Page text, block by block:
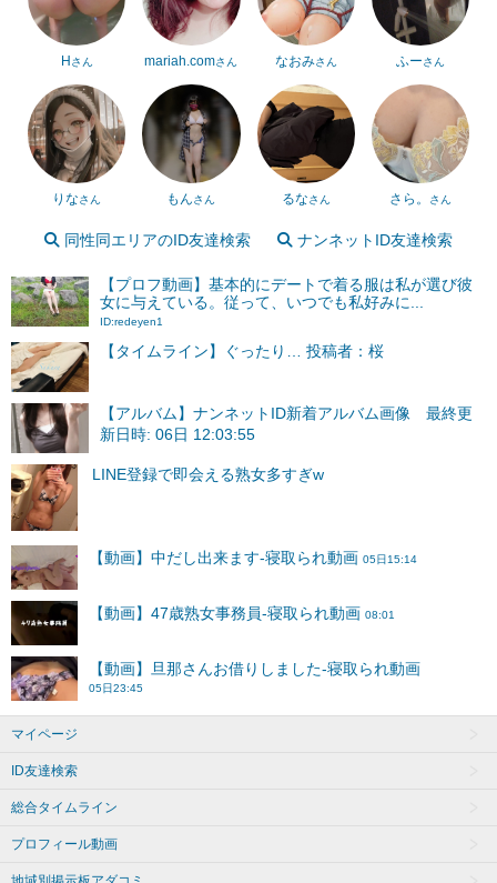
H さん mariah.comさん なおみさん ふーさん
りなさん もんさん るなさん さら。 さん
同性同エリアのID友達検索 ナンネットID友達検索
【プロフ動画】基本的にデートで着る服は私が選び彼
女に与えている。従って、いつでも私好みに...
ID:redeyen1
【タイムライン】ぐったり… 投稿者：桜
【アルバム】ナンネットID新着アルバム画像 最終更
新日時: 06日 12:03:55
マイページ
ID友達検索
総合タイムライン
プロフィール動画